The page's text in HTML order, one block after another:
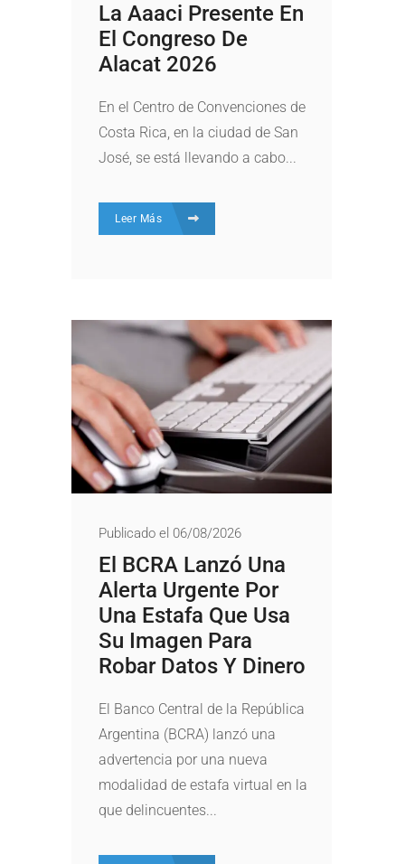
La Aaaci Presente En
El Congreso De
Alacat 2026
En el Centro de Convenciones de
Costa Rica, en la ciudad de San
José, se está llevando a cabo...
Leer Más
Publicado el 06/08/2026
El BCRA Lanzó Una
Alerta Urgente Por
Una Estafa Que Usa
Su Imagen Para
Robar Datos Y Dinero
El Banco Central de la República
Argentina (BCRA) lanzó una
advertencia por una nueva
modalidad de estafa virtual en la
que delincuentes...